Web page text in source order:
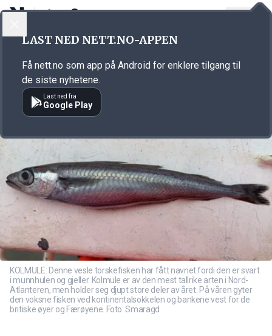
Annonsørinnhold
KOLMULE: Denne vesle torskefisken har fått navnet fordi den er svart
i munnhulen og gjeller. Kolmule er av den mest tallrike arten i Nord-
Atlanteren, men holder seg djupt store deler av året. På våren gyter
den voksne fisken ved kontinentalsokkelen og bankene vest for de
britiske øyer og Færøyene. Foto: Smaragd
LAST NED NETT.NO-APPEN
Få nett.no som app på Android for enklere tilgang til
de siste nyhetene.
Last ned fra
Google Play